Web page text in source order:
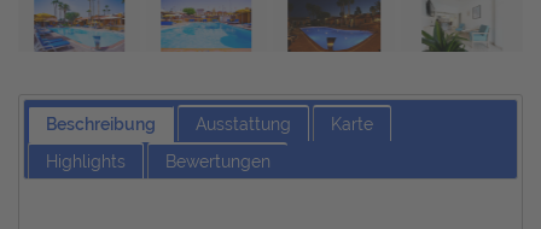
Beschreibung Ausstattung
Karte
Highlights
Bewertungen